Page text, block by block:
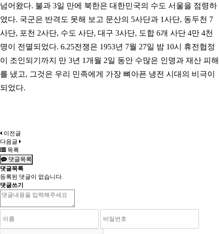
넘어왔다. 불과 3일 만에 북한은 대한민국의 수도 서울을 점령하
였다. 국군은 반격도 못해 보고 문산의 5사단과 1사단, 동두천 7
사단, 포천 2사단, 수도 사단, 대구 3사단, 도합 6개 사단 4만 4천
명이 전멸되었다. 6.25전쟁은 1953년 7월 27일 밤 10시 휴전협정
이 조인되기까지 만 3년 1개월 2일 동안 수많은 인명과 재산 피해
를 냈고, 그것은 우리 민족에게 가장 뼈아픈 냉전 시대의 비극이
되었다.
이전글
다음글
목록
댓글목록
댓글목록
등록된 댓글이 없습니다.
댓글쓰기